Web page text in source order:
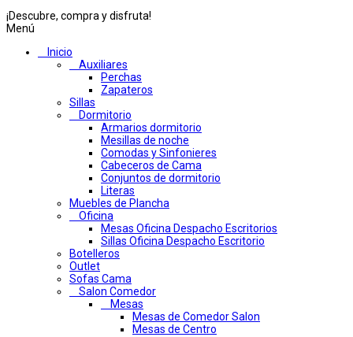
¡Descubre, compra y disfruta!
Menú
Inicio
Auxiliares
Perchas
Zapateros
Sillas
Dormitorio
Armarios dormitorio
Mesillas de noche
Comodas y Sinfonieres
Cabeceros de Cama
Conjuntos de dormitorio
Literas
Muebles de Plancha
Oficina
Mesas Oficina Despacho Escritorios
Sillas Oficina Despacho Escritorio
Botelleros
Outlet
Sofas Cama
Salon Comedor
Mesas
Mesas de Comedor Salon
Mesas de Centro